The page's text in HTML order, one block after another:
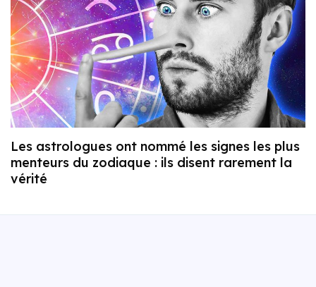
Les astrologues ont nommé les signes les plus
menteurs du zodiaque : ils disent rarement la
vérité